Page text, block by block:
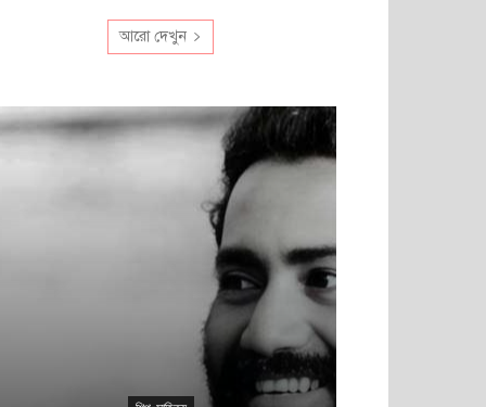
আরো দেখুন